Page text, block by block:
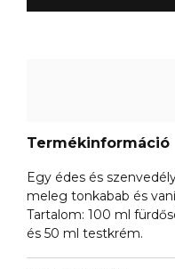
Termékinformáció
Egy édes és
meleg tonkabab és
Tartalom: 100 ml
és 50 ml testkrém.